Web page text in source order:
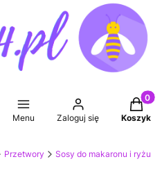
Menu Zaloguj się Koszyk
Przetwory Sosy do makaronu i ryżu